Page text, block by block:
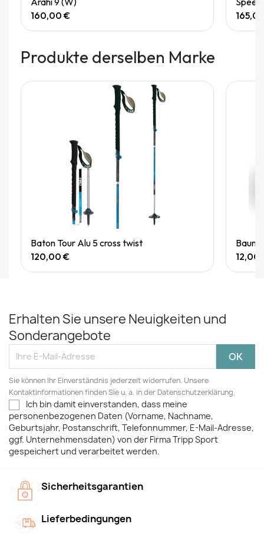
160,00 €
Produkte derselben Marke
Quick View
Baton Tour Alu 5 cross twist
120,00 €
12,00
Erhalten Sie unsere Neuigkeiten und
Sonderangebote
Sie können Ihr Einverständnis jederzeit widerrufen. Unsere
Kontaktinformationen finden Sie u. a. in der Datenschutzerklärung.
Ich bin damit einverstanden, dass meine
personenbezogenen Daten (Vorname, Nachname,
Geburtsjahr, Postanschrift, Telefonnummer, E-Mail-Adresse,
ggf. Unternehmensdaten) von der Firma Tripp Sport
gespeichert und verarbeitet werden.
Sicherheitsgarantien
Lieferbedingungen